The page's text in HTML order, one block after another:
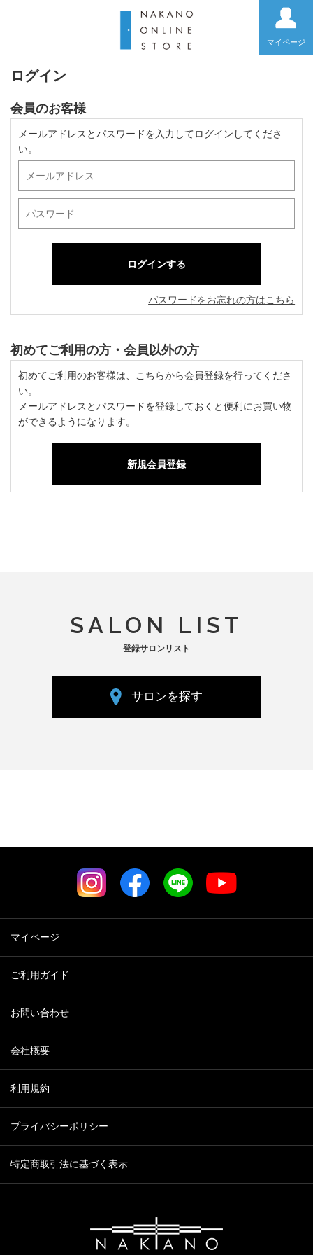
マイページ
ログイン
会員のお客様
メールアドレスとパスワードを入力してログインしてくださ
い。
パスワードをお忘れの方はこちら
初めてご利用の方・会員以外の方
初めてご利用のお客様は、こちらから会員登録を行ってくださ
い。
メールアドレスとパスワードを登録しておくと便利にお買い物
ができるようになります。
SALON LIST
登録サロンリスト
サロンを探す
マイページ
ご利用ガイド
お問い合わせ
会社概要
利用規約
プライバシーポリシー
特定商取引法に基づく表示